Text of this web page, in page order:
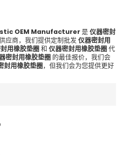
OEM Manufacturer是仪器密封
应商，我们提供定制批发仪器密封用
用橡胶垫圈和仪器密封用橡胶垫圈代
密封用橡胶垫圈 的最佳报价，我们会
封用橡胶垫圈，但我们会为您提供更好